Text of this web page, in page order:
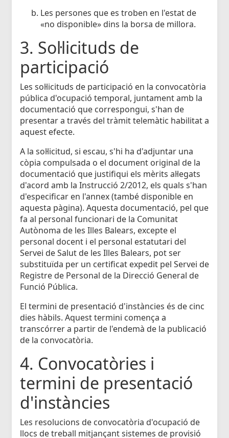
Les persones que es troben en l'estat de
«no disponible» dins la borsa de millora.
3. Sol·licituds de
participació
Les sol·licituds de participació en la convocatòria
pública d'ocupació temporal, juntament amb la
documentació que correspongui, s'han de
presentar a través del tràmit telemàtic habilitat a
aquest efecte.
A la sol·licitud, si escau, s'hi ha d'adjuntar una
còpia compulsada o el document original de la
documentació que justifiqui els mèrits al·legats
d'acord amb la Instrucció 2/2012, els quals s'han
d'especificar en l'annex (també disponible en
aquesta pàgina). Aquesta documentació, pel que
fa al personal funcionari de la Comunitat
Autònoma de les Illes Balears, excepte el
personal docent i el personal estatutari del
Servei de Salut de les Illes Balears, pot ser
substituïda per un certificat expedit pel Servei de
Registre de Personal de la Direcció General de
Funció Pública.
El termini de presentació d'instàncies és de cinc
dies hàbils. Aquest termini comença a
transcórrer a partir de l'endemà de la publicació
de la convocatòria.
4. Convocatòries i
termini de presentació
d'instàncies
Les resolucions de convocatòria d'ocupació de
llocs de treball mitjançant sistemes de provisió